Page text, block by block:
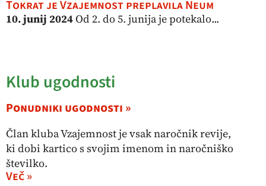
Tokrat je Vzajemnost preplavila Neum
10. junij 2024Od 2. do 5. junija je potekalo...
Klub ugodnosti
Ponudniki ugodnosti »
Član kluba Vzajemnost je vsak naročnik revije,
ki dobi kartico s svojim imenom in naročniško
številko.
Več »